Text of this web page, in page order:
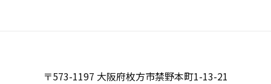
〒573-1197 大阪府枚方市禁野本町1-13-21